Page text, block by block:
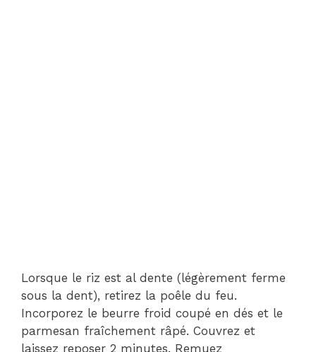
Lorsque le riz est al dente (légèrement ferme
sous la dent), retirez la poêle du feu.
Incorporez le beurre froid coupé en dés et le
parmesan fraîchement râpé. Couvrez et
laissez reposer 2 minutes. Remuez